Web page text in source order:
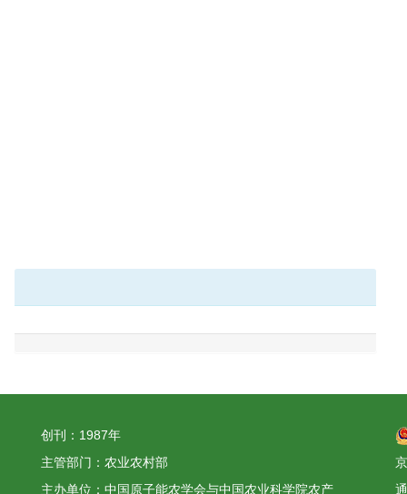
创刊：1987年
主管部门：农业农村部
主办单位：中国原子能农学会与中国农业科学院农产